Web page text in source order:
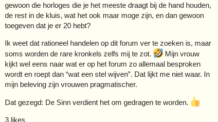
gewoon die horloges die je het meeste draagt bij de hand houden,
de rest in de kluis, wat het ook maar moge zijn, en dan gewoon
toegeven dat je er 20 hebt?
Ik weet dat rationeel handelen op dit forum ver te zoeken is, maar
soms worden de rare kronkels zelfs mij te zot.
Mijn vrouw
kijkt wel eens naar wat er op het forum zo allemaal besproken
wordt en roept dan “wat een stel wijven”. Dat lijkt me niet waar. In
mijn beleving zijn vrouwen pragmatischer.
Dat gezegd: De Sinn verdient het om gedragen te worden.
3 likes